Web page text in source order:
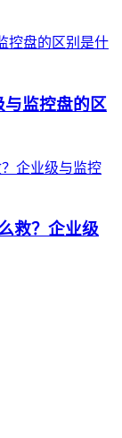
监控盘的区
救？企业级